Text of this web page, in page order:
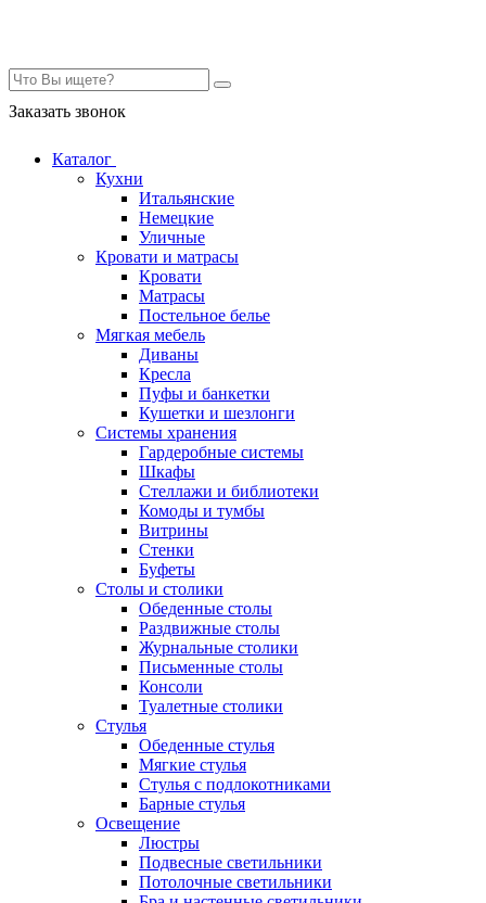
Заказать звонок
Каталог
Кухни
Итальянские
Немецкие
Уличные
Кровати и матрасы
Кровати
Матрасы
Постельное белье
Мягкая мебель
Диваны
Кресла
Пуфы и банкетки
Кушетки и шезлонги
Системы хранения
Гардеробные системы
Шкафы
Стеллажи и библиотеки
Комоды и тумбы
Витрины
Стенки
Буфеты
Столы и столики
Обеденные столы
Раздвижные столы
Журнальные столики
Письменные столы
Консоли
Туалетные столики
Стулья
Обеденные стулья
Мягкие стулья
Стулья с подлокотниками
Барные стулья
Освещение
Люстры
Подвесные светильники
Потолочные светильники